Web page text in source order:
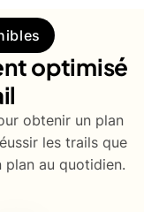
optimisé
obtenir un plan
les trails que
au quotidien.